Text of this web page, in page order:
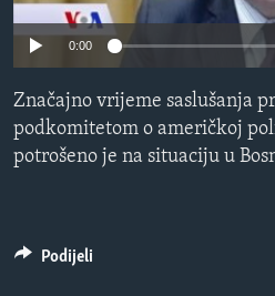
MAGAZIN
O GLASU AMERIKE
Learning English
0:00
Značajno vrijeme saslušanja
podkomitetom o američkoj
potrošeno je na situaciju u
Podijeli